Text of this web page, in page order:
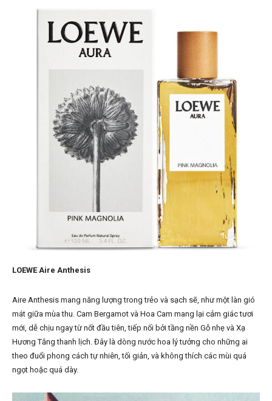
LOEWE Aire Anthesis
Aire Anthesis mang năng lượng trong trẻo và sạch sẽ, như một làn gió
mát giữa mùa thu. Cam Bergamot và Hoa Cam mang lại cảm giác tươi
mới, dễ chịu ngay từ nốt đầu tiên, tiếp nối bởi tầng nền Gỗ nhẹ và Xạ
Hương Tắng thanh lịch. Đây là dòng nước hoa lý tưởng cho những ai
theo đuổi phong cách tự nhiên, tối giản, và không thích các mùi quá
ngọt hoặc quá dày.